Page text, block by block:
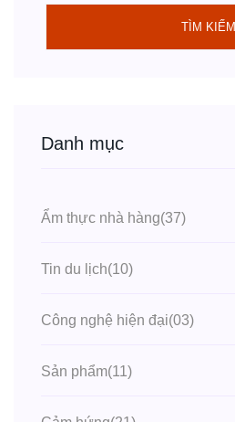
TÌM KIẾM
Danh mục
Ẩm thực nhà hàng(37)
Tin du lịch(10)
Công nghệ hiện đại(03)
Sản phẩm(11)